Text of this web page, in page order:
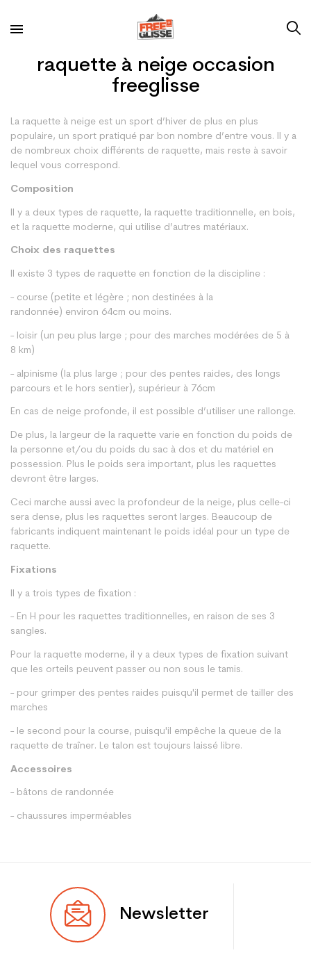
raquette à neige occasion
freeglisse
La raquette à neige est un sport d’hiver de plus en plus
populaire, un sport pratiqué par bon nombre d’entre vous. Il y a
de nombreux choix différents de raquette, mais reste à savoir
lequel vous correspond.
Composition
Il y a deux types de raquette, la raquette traditionnelle, en bois,
et la raquette moderne, qui utilise d’autres matériaux.
Choix des raquettes
Il existe 3 types de raquette en fonction de la discipline :
- course (petite et légère ; non destinées à la
randonnée) environ 64cm ou moins.
- loisir (un peu plus large ; pour des marches modérées de 5 à
8 km)
- alpinisme (la plus large ; pour des pentes raides, des longs
parcours et le hors sentier), supérieur à 76cm
En cas de neige profonde, il est possible d’utiliser une rallonge.
De plus, la largeur de la raquette varie en fonction du poids de
la personne et/ou du poids du sac à dos et du matériel en
possession. Plus le poids sera important, plus les raquettes
devront être larges.
Ceci marche aussi avec la profondeur de la neige, plus celle-ci
sera dense, plus les raquettes seront larges. Beaucoup de
fabricants indiquent maintenant le poids idéal pour un type de
raquette.
Fixations
Il y a trois types de fixation :
- En H pour les raquettes traditionnelles, en raison de ses 3
sangles.
Pour la raquette moderne, il y a deux types de fixation suivant
que les orteils peuvent passer ou non sous le tamis.
- pour grimper des pentes raides puisqu'il permet de tailler des
marches
- le second pour la course, puisqu'il empêche la queue de la
raquette de traîner. Le talon est toujours laissé libre.
Accessoires
- bâtons de randonnée
- chaussures imperméables
Newsletter